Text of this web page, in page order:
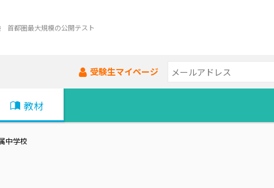
首都圏最大規模の公開テスト
受験生マイページ
教材
中学校